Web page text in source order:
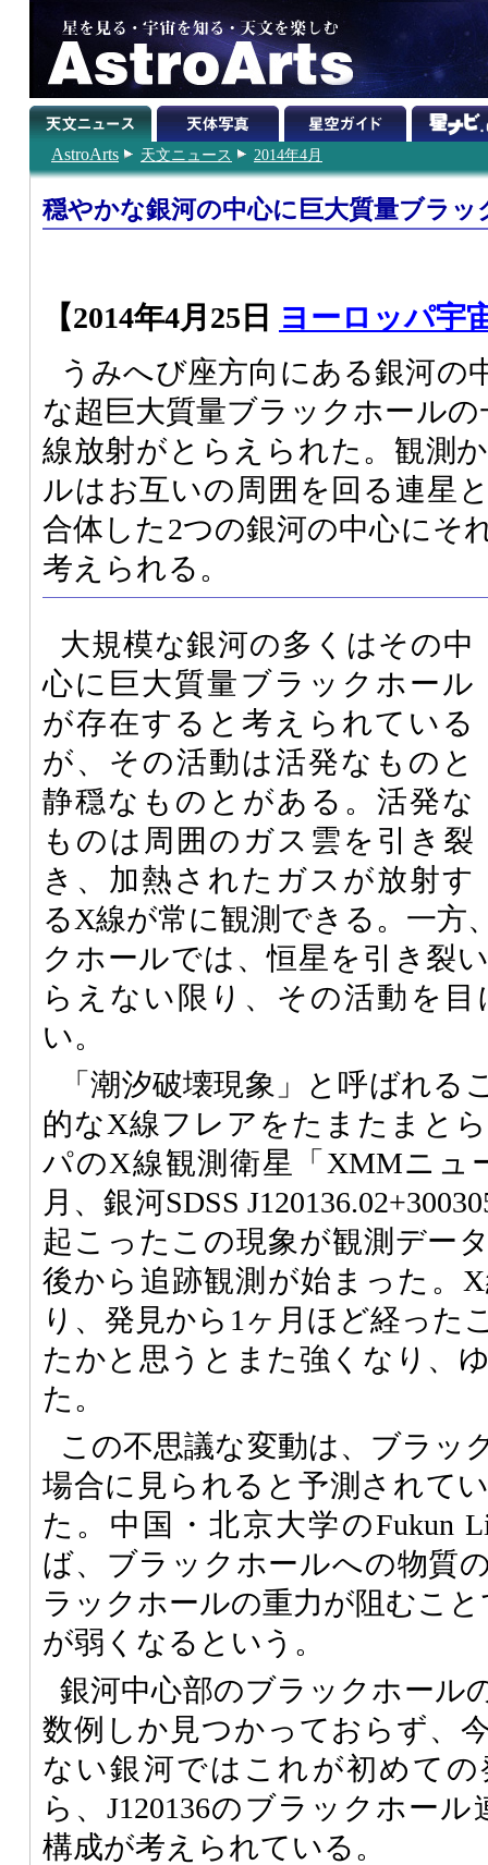
AstroArts 天文ニュース 2014年4月
穏やかな銀河の中心に巨大質量ブラッ
【2014年4月25日 ヨーロッパ宇
うみへび座方向にある銀河の
な超巨大質量ブラックホール
線放射がとらえられた。観測
ルはお互いの周囲を回る連星
合体した2つの銀河の中心にそ
考えられる。
大規模な銀河の多くはその中
心に巨大質量ブラックホール
が存在すると考えられている
が、その活動は活発なものと
静穏なものとがある。活発な
ものは周囲のガス雲を引き裂
き、加熱されたガスが放射す
るX線が常に観測できる。一方
クホールでは、恒星を引き裂
らえない限り、その活動を
い。
「潮汐破壊現象」と呼ばれる
的なX線フレアをたまたまと
パのX線観測衛星「XMMニュ
月、銀河SDSS
起こったこの現象が観測デー
後から追跡観測が始まった。
り、発見から1ヶ月ほど経った
たかと思うとまた強くなり、
た。
この不思議な変動は、ブラッ
場合に見られると予測されて
た。中国・北京大学のFukun
ば、ブラックホールへの物質
ラックホールの重力が阻むこ
が弱くなるという。
銀河中心部のブラックホール
数例しか見つかっておらず、
ない銀河ではこれが初めて
ら、J120136のブラックホー
構成が考えられている。